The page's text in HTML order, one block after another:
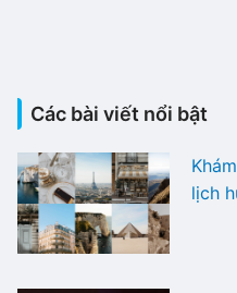
Các bài viết nổi bật
lịch